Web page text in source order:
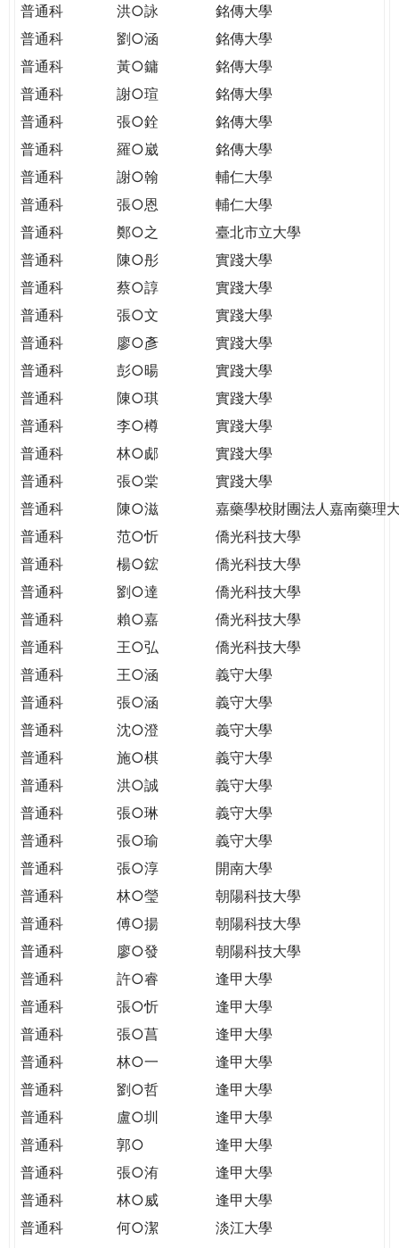
普通科
洪○詠
銘傳大學
普通科
劉○涵
銘傳大學
普通科
黃○鏞
銘傳大學
普通科
謝○瑄
銘傳大學
普通科
張○銓
銘傳大學
普通科
羅○崴
銘傳大學
普通科
謝○翰
輔仁大學
普通科
張○恩
輔仁大學
普通科
鄭○之
臺北市立大學
普通科
陳○彤
實踐大學
普通科
蔡○諄
實踐大學
普通科
張○文
實踐大學
普通科
廖○彥
實踐大學
普通科
彭○暘
實踐大學
普通科
陳○琪
實踐大學
普通科
李○樽
實踐大學
普通科
林○郕
實踐大學
普通科
張○棠
實踐大學
普通科
陳○滋
嘉藥學校財團法人嘉南藥理
普通科
范○忻
僑光科技大學
普通科
楊○鋐
僑光科技大學
普通科
劉○達
僑光科技大學
普通科
賴○嘉
僑光科技大學
普通科
王○弘
僑光科技大學
普通科
王○涵
義守大學
普通科
張○涵
義守大學
普通科
沈○澄
義守大學
普通科
施○棋
義守大學
普通科
洪○誠
義守大學
普通科
張○琳
義守大學
普通科
張○瑜
義守大學
普通科
張○淳
開南大學
普通科
林○瑩
朝陽科技大學
普通科
傅○揚
朝陽科技大學
普通科
廖○發
朝陽科技大學
普通科
許○睿
逢甲大學
普通科
張○忻
逢甲大學
普通科
張○菖
逢甲大學
普通科
林○一
逢甲大學
普通科
劉○哲
逢甲大學
普通科
盧○圳
逢甲大學
普通科
郭○
逢甲大學
普通科
張○洧
逢甲大學
普通科
林○威
逢甲大學
普通科
何○潔
淡江大學